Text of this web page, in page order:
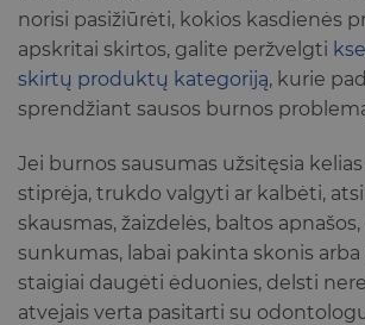
norisi pasižiūrėti, kokios kasdienės
apskritai skirtos, galite peržvelgti
skirtų produktų kategoriją, kurie
sprendžiant sausos burnos
Jei burnos sausumas užsitęsia kelias
stiprėja, trukdo valgyti ar kalbėti,
skausmas, žaizdelės, baltos
sunkumas, labai pakinta skonis
staigiai daugėti ėduonies, delsti
atvejais verta pasitarti su